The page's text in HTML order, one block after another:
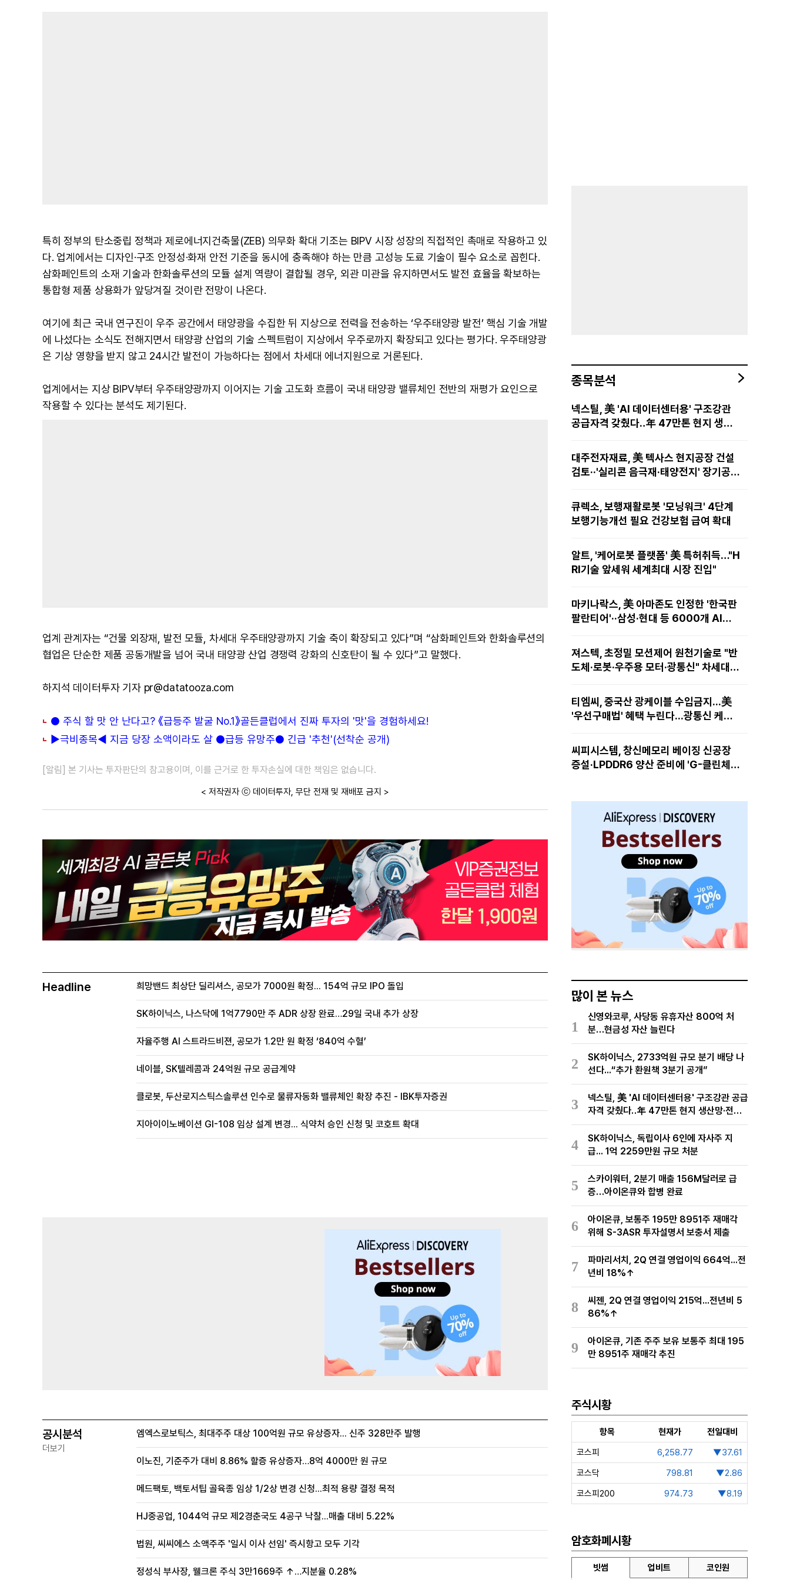
특히 정부의 탄소중립 정책과 제로에너지건축물(ZEB) 의무화 확대 기조는 BIPV 시장 성장의 직접적인 촉매로 작용하고 있
다. 업계에서는 디자인·구조 안정성·화재 안전 기준을 동시에 충족해야 하는 만큼 고성능 도료 기술이 필수 요소로 꼽힌다.
삼화페인트의 소재 기술과 한화솔루션의 모듈 설계 역량이 결합될 경우, 외관 미관을 유지하면서도 발전 효율을 확보하는
통합형 제품 상용화가 앞당겨질 것이란 전망이 나온다.
여기에 최근 국내 연구진이 우주 공간에서 태양광을 수집한 뒤 지상으로 전력을 전송하는 ‘우주태양광 발전’ 핵심 기술 개발
에 나섰다는 소식도 전해지면서 태양광 산업의 기술 스펙트럼이 지상에서 우주로까지 확장되고 있다는 평가다. 우주태양광
은 기상 영향을 받지 않고 24시간 발전이 가능하다는 점에서 차세대 에너지원으로 거론된다.
업계에서는 지상 BIPV부터 우주태양광까지 이어지는 기술 고도화 흐름이 국내 태양광 밸류체인 전반의 재평가 요인으로
작용할 수 있다는 분석도 제기된다.
업계 관계자는 “건물 외장재, 발전 모듈, 차세대 우주태양광까지 기술 축이 확장되고 있다”며 “삼화페인트와 한화솔루션의
협업은 단순한 제품 공동개발을 넘어 국내 태양광 산업 경쟁력 강화의 신호탄이 될 수 있다”고 말했다.
하지석 데이터투자 기자 pr@datatooza.com
● 주식 할 맛 안 난다고? 《급등주 발굴 No.1》골든클럽에서 진짜 투자의 '맛'을 경험하세요!
▶극비종목◀ 지금 당장 소액이라도 살 ●급등 유망주● 긴급 '추천'(선착순 공개)
[알림] 본 기사는 투자판단의 참고용이며, 이를 근거로 한 투자손실에 대한 책임은 없습니다.
< 저작권자 ⓒ 데이터투자, 무단 전재 및 재배포 금지 >
Headline 희망밴드 최상단 딜리셔스, 공모가 7000원 확정... 154억 규모 IPO 돌입
SK하이닉스, 나스닥에 1억7790만 주 ADR 상장 완료…29일 국내 추가 상장
자율주행 AI 스트라드비젼, 공모가 1.2만 원 확정 ‘840억 수혈’
네이블, SK텔레콤과 24억원 규모 공급계약
클로봇, 두산로지스틱스솔루션 인수로 물류자동화 밸류체인 확장 추진 - IBK투자증권
지아이이노베이션 GI-108 임상 설계 변경... 식약처 승인 신청 및 코호트 확대
공시분석
더보기
엠엑스로보틱스, 최대주주 대상 100억원 규모 유상증자... 신주 328만주 발행
이노진, 기준주가 대비 8.86% 할증 유상증자…8억 4000만 원 규모
메드팩토, 백토서팁 골육종 임상 1/2상 변경 신청...최적 용량 결정 목적
HJ중공업, 1044억 규모 제2경춘국도 4공구 낙찰...매출 대비 5.22%
법원, 씨씨에스 소액주주 '일시 이사 선임' 즉시항고 모두 기각
정성식 부사장, 웰크론 주식 3만1669주 ↑…지분율 0.28%
종목분석
넥스틸, 美 'AI 데이터센터용' 구조강관
공급자격 갖췄다‥年 47만톤 현지 생산
대주전자재료, 美 텍사스 현지공장 건설
검토··'실리콘 음극재·태양전지' 장기공급
큐렉소, 보행재활로봇 '모닝워크' 4단계
보행기능개선 필요 건강보험 급여 확대
알트, '케어로봇 플랫폼' 美 특허취득…"H
RI기술 앞세워 세계최대 시장 진입"
마키나락스, 美 아마존도 인정한 '한국판
팔란티어'··삼성·현대 등 6000개 AI모
져스텍, 초정밀 모션제어 원천기술로 "반
도체·로봇·우주용 모터·광통신" 차세대
티엠씨, 중국산 광케이블 수입금지...美
'우선구매법' 혜택 누린다...광통신 케이
씨피시스템, 창신메모리 베이징 신공장
증설·LPDDR6 양산 준비에 'G-클린체
많이 본 뉴스
1
신영와코루, 사당동 유휴자산 800억 처
분…현금성 자산 늘린다
2
SK하이닉스, 2733억원 규모 분기 배당 나
선다...“추가 환원책 3분기 공개”
3
넥스틸, 美 'AI 데이터센터용' 구조강관 공급
자격 갖췄다‥年 47만톤 현지 생산망·전미
유통망 구축
4
SK하이닉스, 독립이사 6인에 자사주 지
급... 1억 2259만원 규모 처분
5
스카이워터, 2분기 매출 156M달러로 급
증…아이온큐와 합병 완료
6
아이온큐, 보통주 195만 8951주 재매각
위해 S-3ASR 투자설명서 보충서 제출
7
파마리서치, 2Q 연결 영업이익 664억...전
년비 18%↑
8
씨젠, 2Q 연결 영업이익 215억...전년비 5
86%↑
9
아이온큐, 기존 주주 보유 보통주 최대 195
만 8951주 재매각 추진
주식시황
항목 현재가
전일대비
코스피
6,258.77
▼37.61
코스닥
798.81
▼2.86
코스피200
974.73 ▼8.19
암호화폐시황
빗썸 업비트 코인원